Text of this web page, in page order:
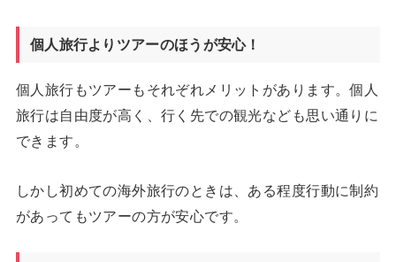
個人旅行よりツアーのほうが安心！
個人旅行もツアーもそれぞれメリットがあります。個人
旅行は自由度が高く、行く先での観光なども思い通りに
できます。
しかし初めての海外旅行のときは、ある程度行動に制約
があってもツアーの方が安心です。